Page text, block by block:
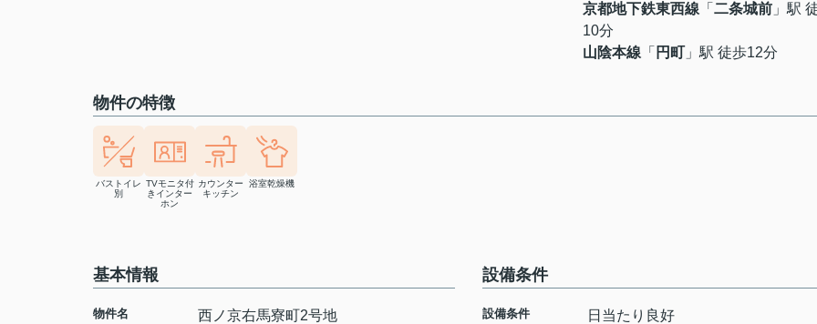
京都地下鉄東西線 「 二条城前 」駅
10分
山陰本線 「 円町 」駅 徒歩12分
物件の特徴
バストイレ
別
TVモニタ付
きインター
ホン
カウンター
キッチン
浴室乾燥機
基本情報
物件名 西ノ京右馬寮町2号地
設備条件
設備条件
日当たり良好